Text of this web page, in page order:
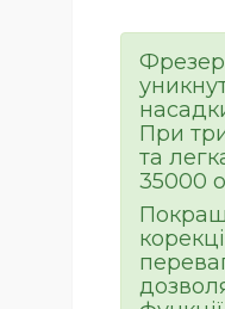
При
та
35000